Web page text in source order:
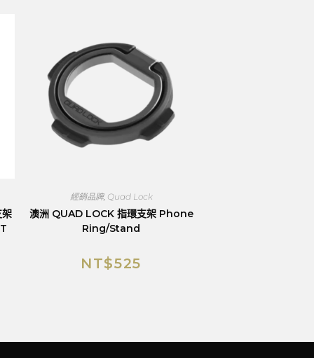
經銷品牌, Quad Lock
澳洲 QUAD LOCK 指環支架 Phone
Ring/Stand
NT$525